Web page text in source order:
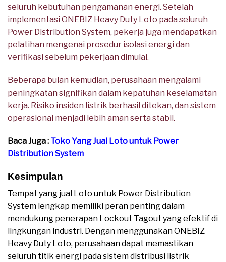
seluruh kebutuhan pengamanan energi. Setelah
implementasi ONEBIZ Heavy Duty Loto pada seluruh
Power Distribution System, pekerja juga mendapatkan
pelatihan mengenai prosedur isolasi energi dan
verifikasi sebelum pekerjaan dimulai.
Beberapa bulan kemudian, perusahaan mengalami
peningkatan signifikan dalam kepatuhan keselamatan
kerja. Risiko insiden listrik berhasil ditekan, dan sistem
operasional menjadi lebih aman serta stabil.
Baca Juga : Toko Yang Jual Loto untuk Power
Distribution System
Kesimpulan
Tempat yang jual Loto untuk Power Distribution
System lengkap memiliki peran penting dalam
mendukung penerapan Lockout Tagout yang efektif di
lingkungan industri. Dengan menggunakan ONEBIZ
Heavy Duty Loto, perusahaan dapat memastikan
seluruh titik energi pada sistem distribusi listrik